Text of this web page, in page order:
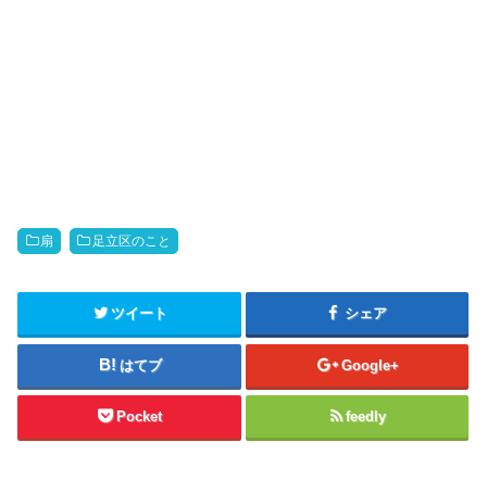
扇 足立区のこと
ツイート シェア
はてブ Google+
Pocket feedly